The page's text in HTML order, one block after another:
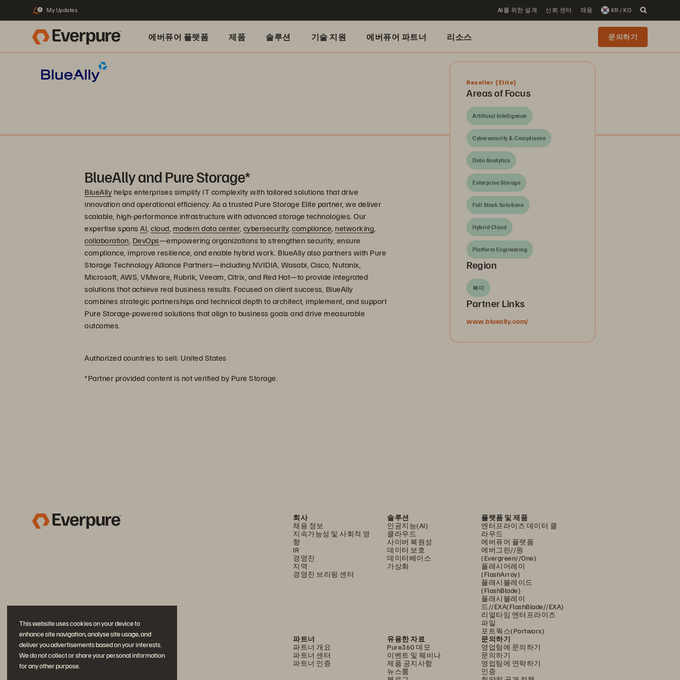
This website uses cookies on your device to
enhance site navigation, analyse site usage, and
deliver you advertisements based on your interests.
We do not collect or share your personal information
for any other purpose.
2 My Updates AI를 위한 설계 신뢰 센터 채용 KR / KO
에버퓨어 플랫폼 제품 솔루션 기술 지원 에버퓨어 파트너 리소스 문의하기
BlueAlly and Pure Storage*
BlueAlly helps enterprises simplify IT complexity with tailored solutions that drive
innovation and operational efficiency. As a trusted Pure Storage Elite partner, we deliver
scalable, high-performance infrastructure with advanced storage technologies. Our
expertise spans AI, cloud, modern data center, cybersecurity, compliance, networking,
collaboration, DevOps—empowering organizations to strengthen security, ensure
compliance, improve resilience, and enable hybrid work. BlueAlly also partners with Pure
Storage Technology Alliance Partners—including NVIDIA, Wasabi, Cisco, Nutanix,
Microsoft, AWS, VMware, Rubrik, Veeam, Citrix, and Red Hat—to provide integrated
solutions that achieve real business results. Focused on client success, BlueAlly
combines strategic partnerships and technical depth to architect, implement, and support
Pure Storage-powered solutions that align to business goals and drive measurable
outcomes.
Authorized countries to sell: United States
*Partner provided content is not verified by Pure Storage.
Reseller [Elite]
Areas of Focus
Artificial Intelligence
Cybersecurity & Compliance
Data Analytics
Enterprise Storage
Full Stack Solutions
Hybrid Cloud
Platform Engineering
Region
북미
Partner Links
www.blueally.com/
회사
채용 정보
지속가능성 및 사회적 영
향
IR
경영진
지역
경영진 브리핑 센터
솔루션
인공지능(AI)
클라우드
사이버 복원성
데이터 보호
데이터베이스
가상화
플랫폼 및 제품
엔터프라이즈 데이터 클
라우드
에버퓨어 플랫폼
에버그린//원
(Evergreen//One)
플래시어레이
(FlashArray)
플래시블레이드
(FlashBlade)
플래시블레이
드//EXA(FlashBlade//EXA)
리얼타임 엔터프라이즈
파일
포트웍스(Portworx)
파트너
파트너 개요
파트너 센터
파트너 인증
유용한 자료
Pure360 데모
이벤트 및 웨비나
제품 공지사항
뉴스룸
문의하기
영업팀에 문의하기
문의하기
영업팀에 연락하기
인증